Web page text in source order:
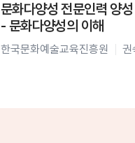
문화다양성 전문인력 양
- 문화다양성의 이해
한국문화예술교육진흥원 권